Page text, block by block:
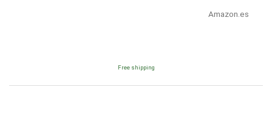
Amazon.es
Free shipping